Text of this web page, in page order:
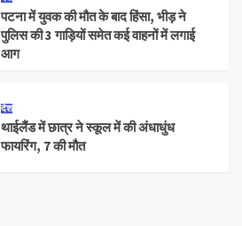
पटना में युवक की मौत के बाद हिंसा, भीड़ ने
पुलिस की 3 गाड़ियों समेत कई वाहनों में लगाई
आग
देश
थाईलैंड में छात्र ने स्कूल में की अंधाधुंध
फायरिंग, 7 की मौत